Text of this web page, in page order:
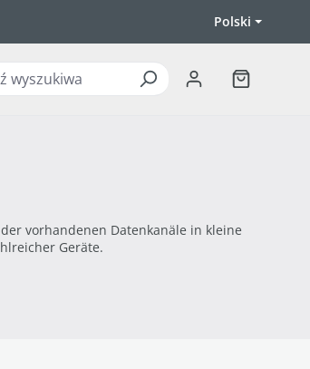
Polski
Koszyk
vorhandenen Datenkanäle in kleine
Geräte.